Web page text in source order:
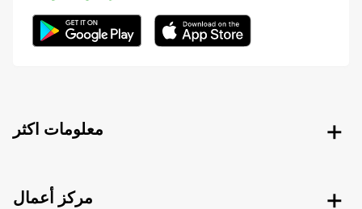
معلومات اكثر
مركز أعمال